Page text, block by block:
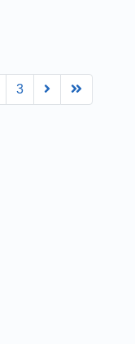
3 Next